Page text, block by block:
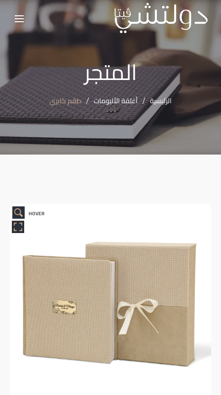
المتجر
الرئيسية أغلفة الألبومات طقم كابري
HOVER